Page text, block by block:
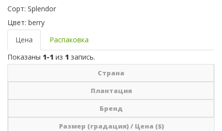
Сорт: Splendor
Цвет: berry
Цена
Распаковка
Показаны 1-1 из 1 запись.
Страна
Плантация
Бренд
Размер (градация) / Цена ($)